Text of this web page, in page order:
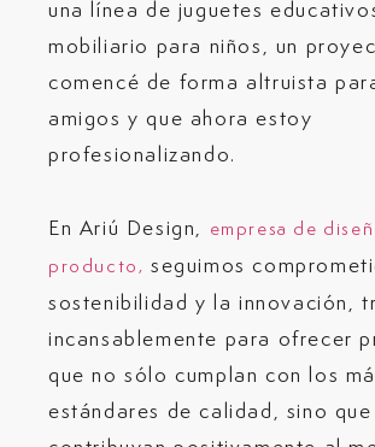
una línea de juguetes
mobiliario para niños, un
comencé de forma altruista
amigos y que ahora estoy
profesionalizando.
En Ariú Design, empresa de
producto, seguimos
sostenibilidad y la innovación,
incansablemente para ofrecer
que no sólo cumplan con los
estándares de calidad, sino